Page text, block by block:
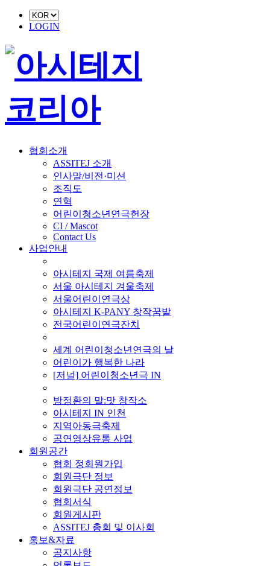
LOGIN
협회소개
ASSITEJ 소개
인사말/비전·미션
조직도
연혁
어린이청소년연극헌장
CI / Mascot
Contact Us
사업안내
아시테지 국제 여름축제
서울 아시테지 겨울축제
서울어린이연극상
아시테지 K-PANY 창작꿈밭
전국어린이연극잔치
세계 어린이청소년연극의 날
어린이가 행복한 나라
[저널] 어린이청소년극 IN
방정환의 말:맛 창작소
아시테지 IN 인천
지역아동극축제
공연영상유통 사업
회원공간
협회 정회원가입
회원극단 정보
회원극단 공연정보
협회서식
회원게시판
ASSITEJ 총회 및 이사회
홍보&자료
공지사항